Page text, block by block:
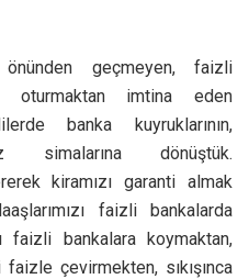
geçmeyen, faizli
oturmaktan imtina eden
banka kuyruklarının,
simalarına dönüştük.
kiramızı garanti almak
faizli bankalarda
faizli bankalara koymaktan,
çevirmekten, sıkışınca